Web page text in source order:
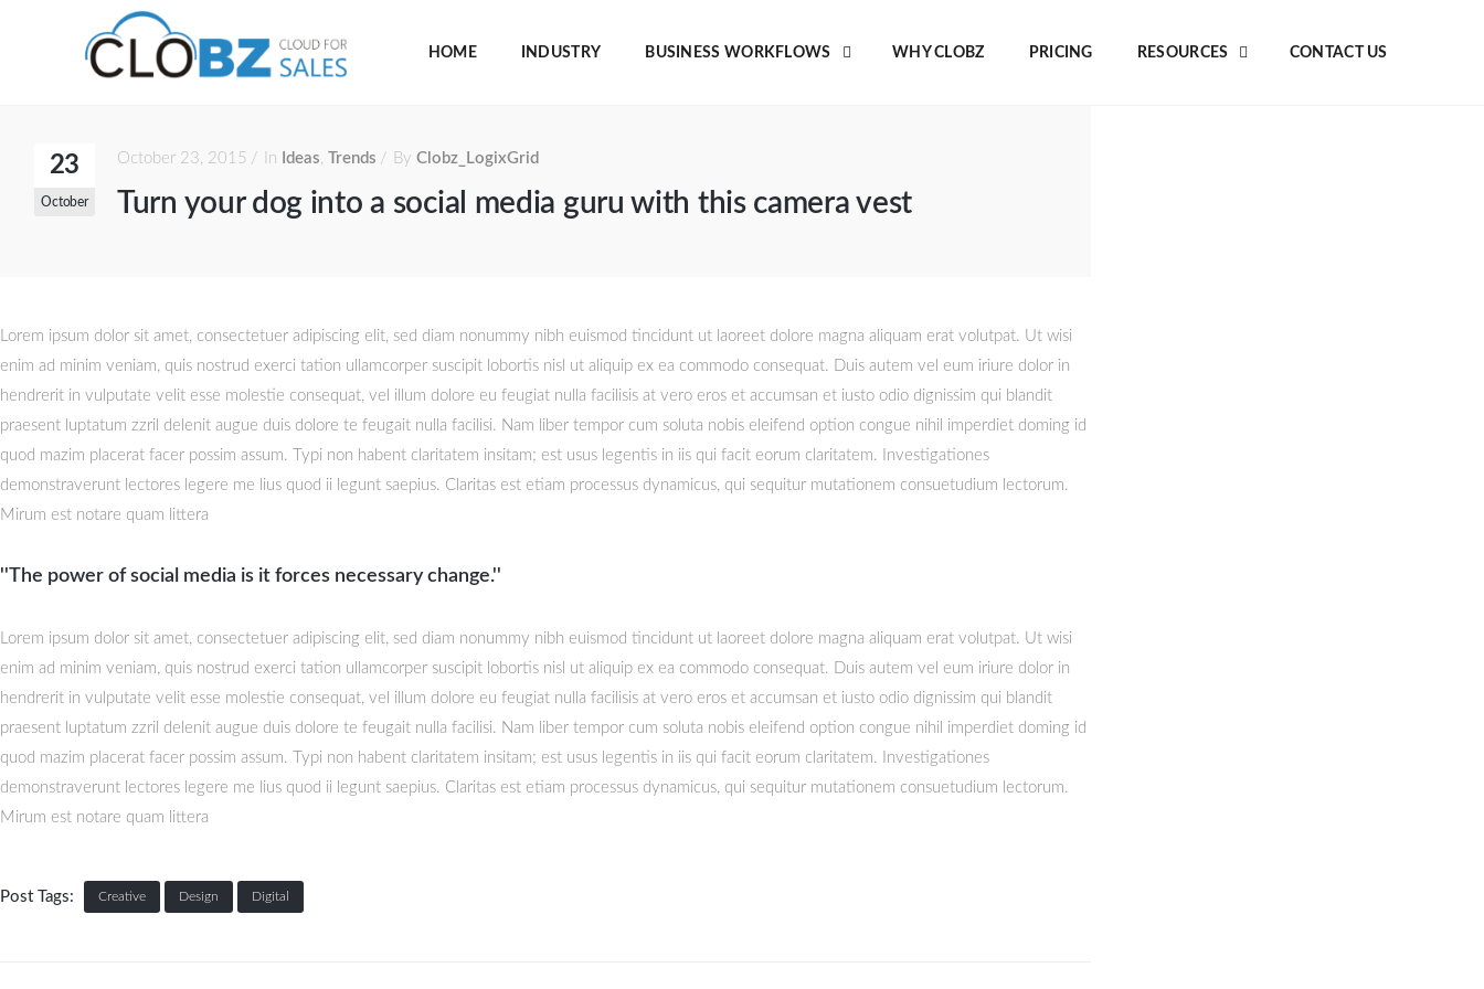
HOME INDUSTRY BUSINESS WORKFLOWS WHY CLOBZ PRICING RESOURCES CONTACT US
23
October
October 23, 2015 In Ideas, Trends By Clobz_LogixGrid
Turn your dog into a social media guru with this camera vest
Lorem ipsum dolor sit amet, consectetuer adipiscing elit, sed diam nonummy nibh euismod tincidunt ut laoreet dolore magna aliquam erat volutpat. Ut wisi
enim ad minim veniam, quis nostrud exerci tation ullamcorper suscipit lobortis nisl ut aliquip ex ea commodo consequat. Duis autem vel eum iriure dolor in
hendrerit in vulputate velit esse molestie consequat, vel illum dolore eu feugiat nulla facilisis at vero eros et accumsan et iusto odio dignissim qui blandit
praesent luptatum zzril delenit augue duis dolore te feugait nulla facilisi. Nam liber tempor cum soluta nobis eleifend option congue nihil imperdiet doming id
quod mazim placerat facer possim assum. Typi non habent claritatem insitam; est usus legentis in iis qui facit eorum claritatem. Investigationes
demonstraverunt lectores legere me lius quod ii legunt saepius. Claritas est etiam processus dynamicus, qui sequitur mutationem consuetudium lectorum.
Mirum est notare quam littera
''The power of social media is it forces necessary change.''
Lorem ipsum dolor sit amet, consectetuer adipiscing elit, sed diam nonummy nibh euismod tincidunt ut laoreet dolore magna aliquam erat volutpat. Ut wisi
enim ad minim veniam, quis nostrud exerci tation ullamcorper suscipit lobortis nisl ut aliquip ex ea commodo consequat. Duis autem vel eum iriure dolor in
hendrerit in vulputate velit esse molestie consequat, vel illum dolore eu feugiat nulla facilisis at vero eros et accumsan et iusto odio dignissim qui blandit
praesent luptatum zzril delenit augue duis dolore te feugait nulla facilisi. Nam liber tempor cum soluta nobis eleifend option congue nihil imperdiet doming id
quod mazim placerat facer possim assum. Typi non habent claritatem insitam; est usus legentis in iis qui facit eorum claritatem. Investigationes
demonstraverunt lectores legere me lius quod ii legunt saepius. Claritas est etiam processus dynamicus, qui sequitur mutationem consuetudium lectorum.
Mirum est notare quam littera
Post Tags: Creative Design Digital